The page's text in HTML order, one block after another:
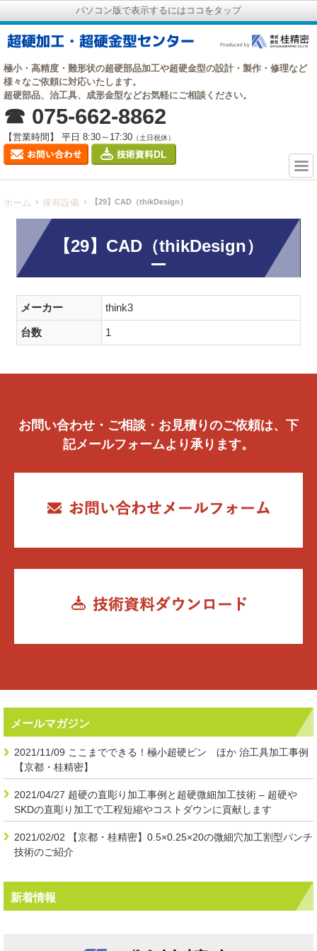
パソコン版で表示するにはココをタップ
極小・高精度・難形状の超硬部品加工や超硬金型の設計・製作・修理など
様々なご依頼に対応いたします。
超硬部品、治工具、成形金型などお気軽にご相談ください。
☎ 075-662-8862
【営業時間】 平日 8:30～17:30 （土日祝休）
ホーム 保有設備 【29】CAD（thikDesign）
【29】CAD（thikDesign）
メーカー think3
台数 1
お問い合わせ・ご相談・お見積りのご依頼は、下
記メールフォームより承ります。
メールマガジン
2021/11/09 ここまでできる！極小超硬ピン ほか 治工具加工事例
【京都・桂精密】
2021/04/27 超硬の直彫り加工事例と超硬微細加工技術 – 超硬や
SKDの直彫り加工で工程短縮やコストダウンに貢献します
2021/02/02
【京都・桂精密】0.5×0.25×20の微細穴加工割型パンチ
技術のご紹介
新着情報